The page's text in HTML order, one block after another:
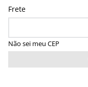
Não sei meu CEP